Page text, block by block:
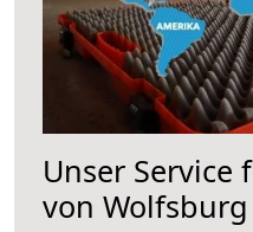
Unser
von